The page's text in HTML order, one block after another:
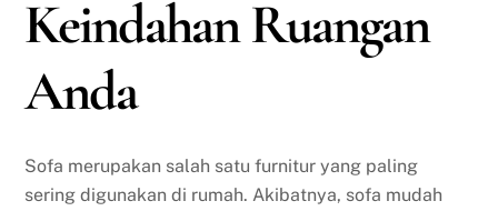
Keindahan Ruangan
Anda
Sofa merupakan salah satu furnitur yang paling
sering digunakan di rumah. Akibatnya, sofa mudah